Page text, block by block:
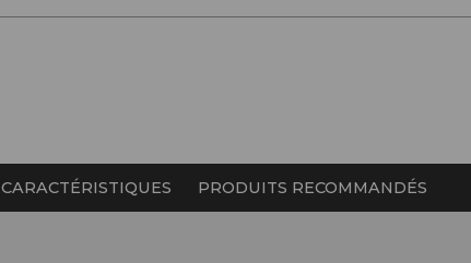
CARACTÉRISTIQUES PRODUITS RECOMMANDÉS